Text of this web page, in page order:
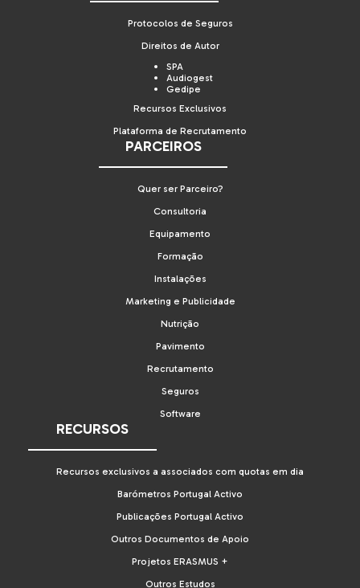
Protocolos de Seguros
Direitos de Autor
SPA
Audiogest
Gedipe
Recursos Exclusivos
Plataforma de Recrutamento
PARCEIROS
Quer ser Parceiro?
Consultoria
Equipamento
Formação
Instalações
Marketing e Publicidade
Nutrição
Pavimento
Recrutamento
Seguros
Software
RECURSOS
Recursos exclusivos a associados com quotas em dia
Barómetros Portugal Activo
Publicações Portugal Activo
Outros Documentos de Apoio
Projetos ERASMUS +
Outros Estudos